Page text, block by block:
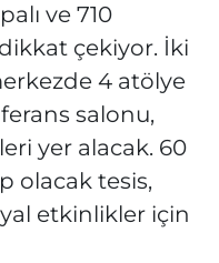
ve 710
çekiyor. İki
4 atölye
salonu,
yer alacak. 60
olacak tesis,
etkinlikler için